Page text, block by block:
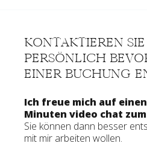
KONTAKTIEREN
PERSÖNLICH
EINER BUCHUNG
Ich freue mich auf
Minuten video chat
Sie können dann besser
mit mir arbeiten wollen.